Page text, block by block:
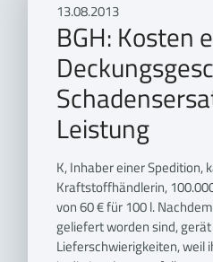
13.08.2013
BGH: Kosten
Leistung
K, Inhaber einer Spedition,
Kraftstoffhändlerin,
von 60 € für 100 l.
geliefert worden sind, gerät
Lieferschwierigkeiten, weil